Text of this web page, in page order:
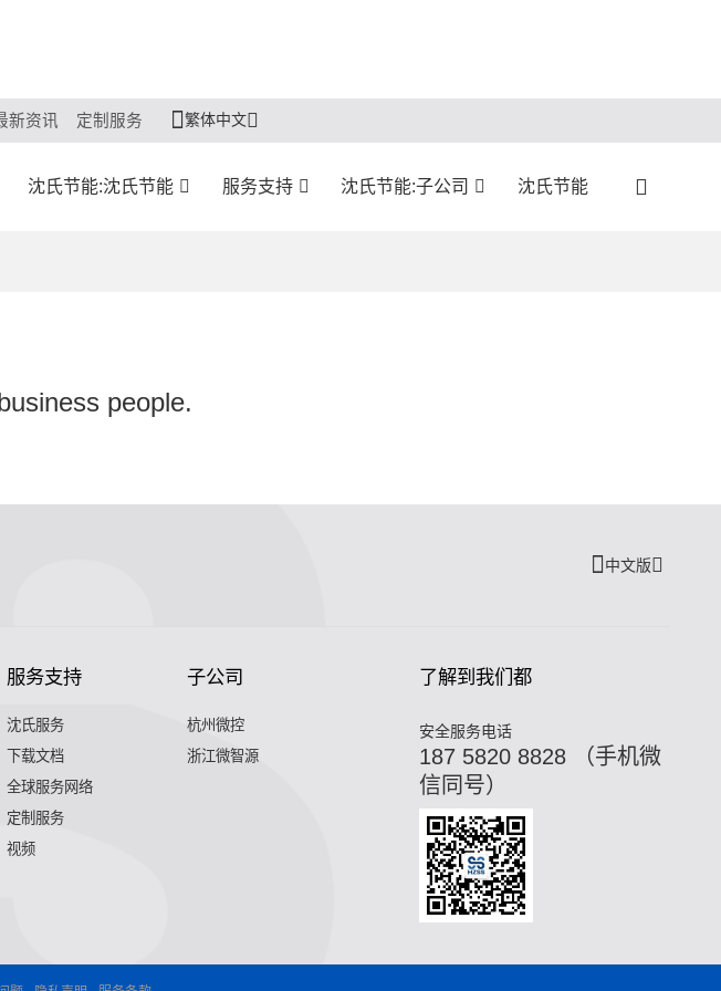
新资讯 定制服务 繁体中文
沈氏节能:沈氏节能 服务支持 沈氏节能:子公司 沈氏节能
people.
中文版
服务支持
沈氏服务
下载文档
全球服务网络
定制服务
视频
子公司
杭州微控
浙江微智源
了解到我们都
安全服务电话
187 5820 8828 （手机微
信同号）